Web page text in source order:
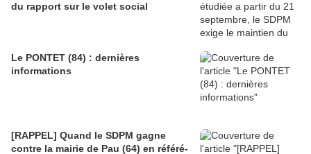
du rapport sur le volet social
Le PONTET (84) : dernières
informations
[RAPPEL] Quand le SDPM gagne
contre la mairie de Pau (64) en référé-